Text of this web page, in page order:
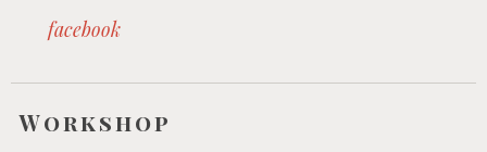
facebook
Workshop